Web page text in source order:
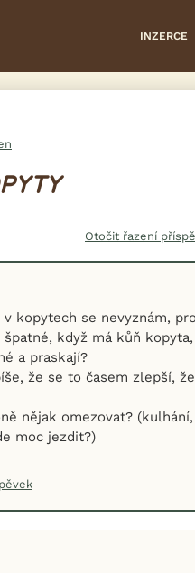
INZERCE
Otočit řazení
v kopytech se nevyznám,
špatné, když má kůň
a praskají?
že se to časem zlepší,
nějak omezovat?
moc jezdit?)